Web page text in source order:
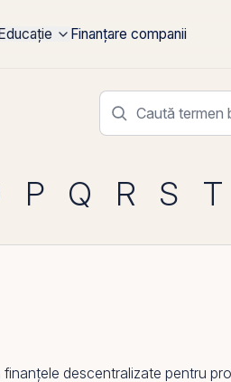
Finanțare companii
P Q R S T
descentralizate pentru